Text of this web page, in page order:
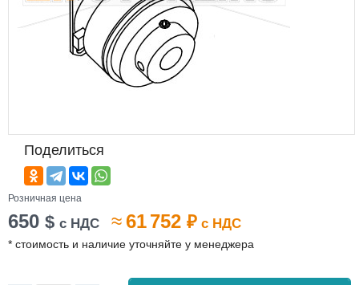
Поделиться
Розничная цена
650 $ с НДС ≈61 752 ₽ с НДС
* стоимость и наличие уточняйте у менеджера